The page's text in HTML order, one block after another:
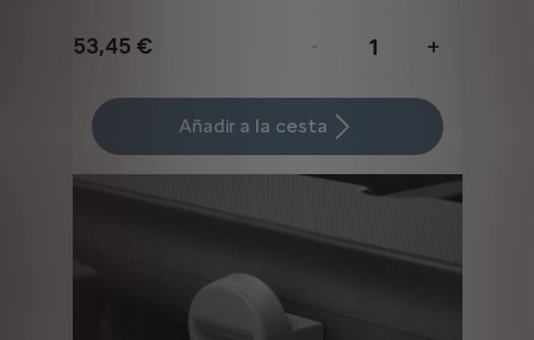
53,45 €
Price
53,45
€
-
+
Quantity
updated
1
Añadir a la cesta